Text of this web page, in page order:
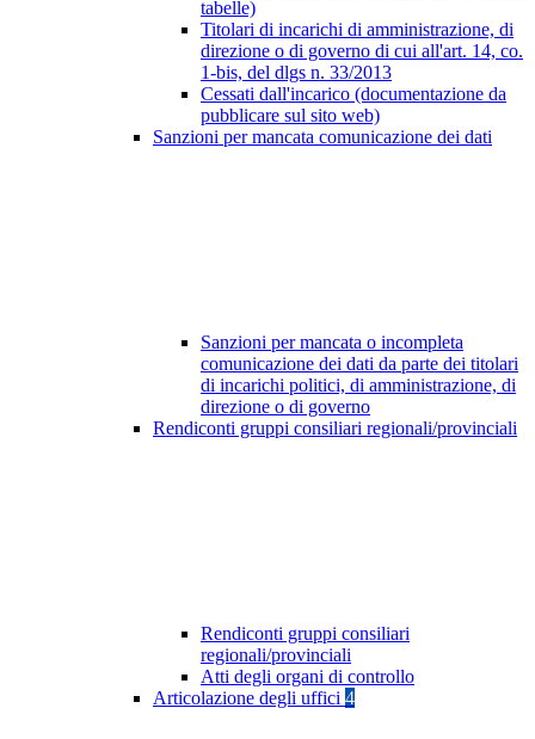
tabelle)
Titolari di incarichi di amministrazione, di
direzione o di governo di cui all'art. 14, co.
1-bis, del dlgs n. 33/2013
Cessati dall'incarico (documentazione da
pubblicare sul sito web)
Sanzioni per mancata comunicazione dei dati
Sanzioni per mancata o incompleta
comunicazione dei dati da parte dei titolari
di incarichi politici, di amministrazione, di
direzione o di governo
Rendiconti gruppi consiliari regionali/provinciali
Rendiconti gruppi consiliari
regionali/provinciali
Atti degli organi di controllo
Articolazione degli uffici 4